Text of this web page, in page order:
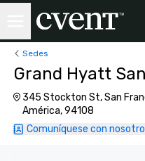
Sedes
Grand Hyatt
345 Stockton St, San
América, 94108
Comuníquese con